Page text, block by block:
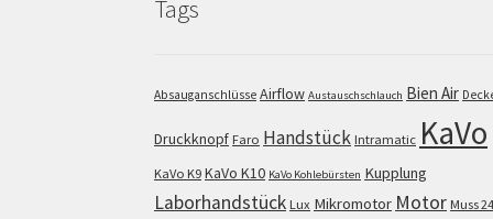
Tags
Absauganschlüsse Airflow Austauschschlauch Bien Air
Druckknopf Faro Handstück Intramatic KaVo
KaVo K9 KaVo K10 KaVo Kohlebürsten Kupplung
Laborhandstück Lux Mikromotor Motor Muss